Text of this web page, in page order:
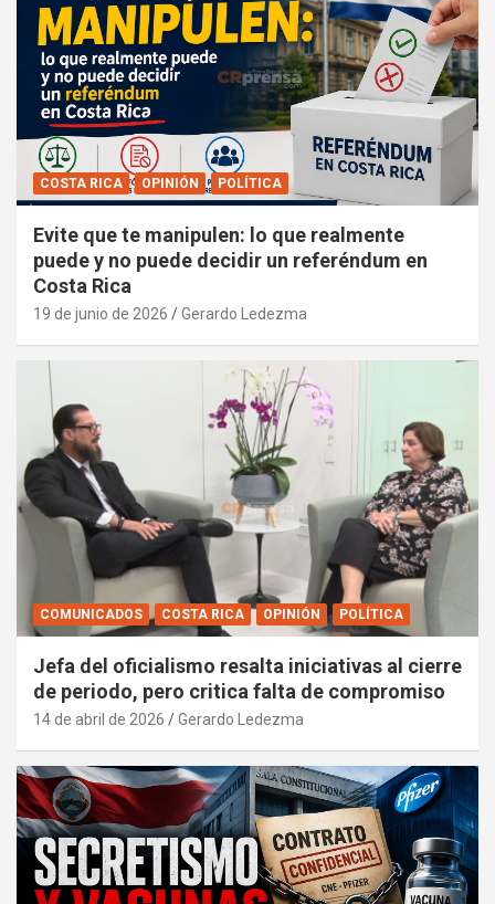
COSTA RICA OPINIÓN POLÍTICA
Evite que te manipulen: lo que realmente
puede y no puede decidir un referéndum en
Costa Rica
19 de junio de 2026 Gerardo Ledezma
COMUNICADOS COSTA RICA OPINIÓN POLÍTICA
Jefa del oficialismo resalta iniciativas al cierre
de periodo, pero critica falta de compromiso
14 de abril de 2026 Gerardo Ledezma